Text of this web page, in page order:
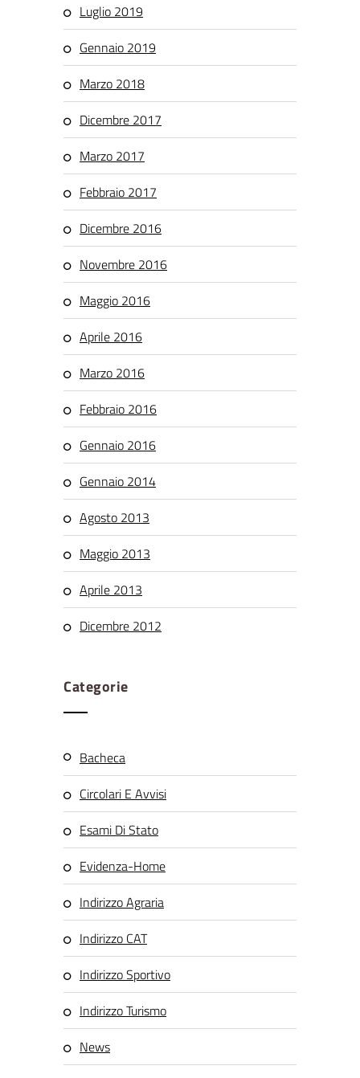
Luglio 2019
Gennaio 2019
Marzo 2018
Dicembre 2017
Marzo 2017
Febbraio 2017
Dicembre 2016
Novembre 2016
Maggio 2016
Aprile 2016
Marzo 2016
Febbraio 2016
Gennaio 2016
Gennaio 2014
Agosto 2013
Maggio 2013
Aprile 2013
Dicembre 2012
Categorie
Bacheca
Circolari E Avvisi
Esami Di Stato
Evidenza-Home
Indirizzo Agraria
Indirizzo CAT
Indirizzo Sportivo
Indirizzo Turismo
News